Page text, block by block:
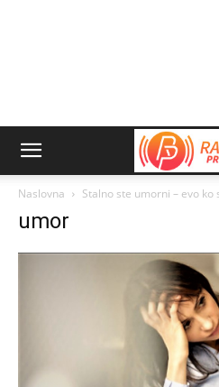
Naslovna Stalno ste umorni – evo ko
umor